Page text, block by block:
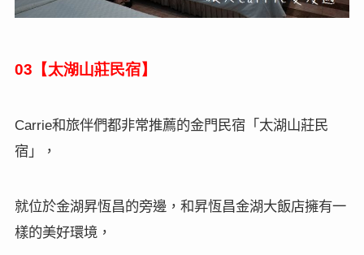
03 【太湖山莊民宿】
Carrie和旅伴們都非常推薦的金門民宿「太湖山莊民
宿」，
就位於金湖昇恆昌的旁邊，和昇恆昌金湖大飯店擁有一
樣的美好環境，